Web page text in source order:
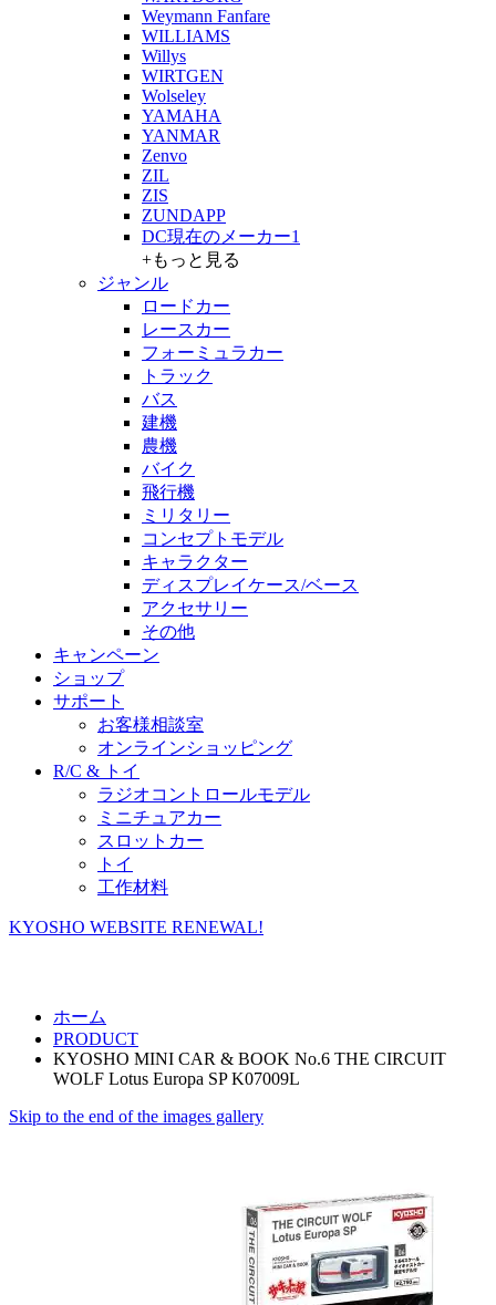
Weymann Fanfare
WILLIAMS
Willys
WIRTGEN
Wolseley
YAMAHA
YANMAR
Zenvo
ZIL
ZIS
ZUNDAPP
DC現在のメーカー1
+もっと見る
ジャンル
ロードカー
レースカー
フォーミュラカー
トラック
バス
建機
農機
バイク
飛行機
ミリタリー
コンセプトモデル
キャラクター
ディスプレイケース/ベース
アクセサリー
その他
キャンペーン
ショップ
サポート
お客様相談室
オンラインショッピング
R/C & トイ
ラジオコントロールモデル
ミニチュアカー
スロットカー
トイ
工作材料
KYOSHO WEBSITE RENEWAL!
ホーム
PRODUCT
KYOSHO MINI CAR & BOOK No.6 THE CIRCUIT
WOLF Lotus Europa SP K07009L
Skip to the end of the images gallery